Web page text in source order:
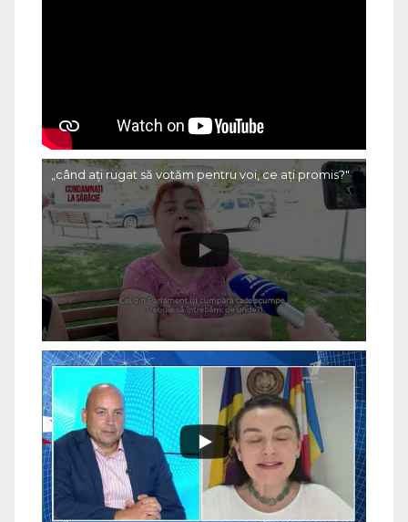
„când ați rugat să votăm pentru voi, ce ați promis?"